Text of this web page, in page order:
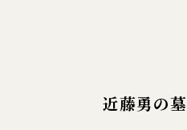
近藤勇の墓